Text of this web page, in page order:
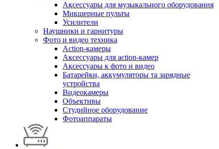
Аксессуары для музыкального оборудования
Микшерные пульты
Усилители
Наушники и гарнитуры
Фото и видео техника
Action-камеры
Аксессуары для action-камер
Аксессуары к фото и видео
Батарейки, аккумуляторы та зарядные
устройства
Видеокамеры
Объективы
Студийное оборудование
Фотоаппараты